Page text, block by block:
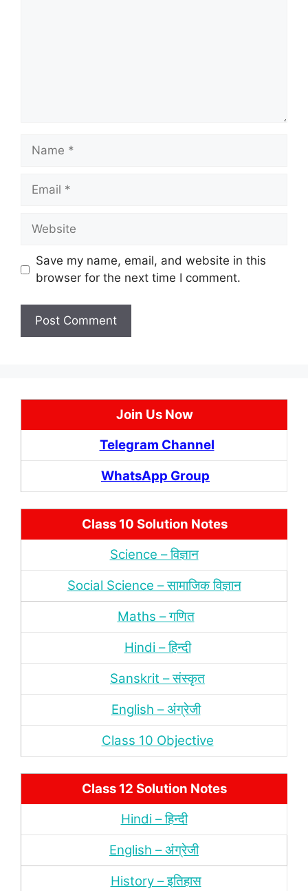
Name
Email
Website
Save my name, email, and website in this
browser for the next time I comment.
Join Us Now
Telegram Channel
WhatsApp Group
Class 10 Solution Notes
Science – विज्ञान
Social Science – सामाजिक विज्ञान
Maths – गणित
Hindi – हिन्‍दी
Sanskrit – संस्‍कृत
English – अंंग्रेजी
Class 10 Objective
Class 12 Solution Notes
Hindi – हिन्‍दी
English – अंग्रेजी
History – इतिहास